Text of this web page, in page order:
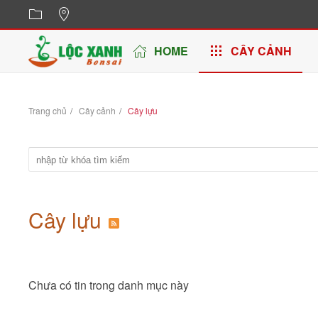
Skip to main content
HOME CÂY CẢNH
Trang chủ Cây cảnh Cây lựu
Cây lựu
Chưa có tin trong danh mục này